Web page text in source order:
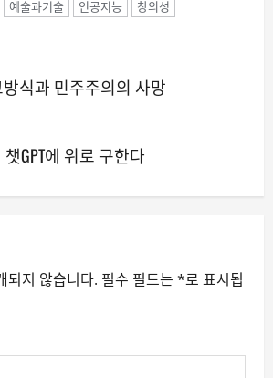
예술과기술 인공지능 창의성
식과 민주주의의 사망
GPT에 위로 구한다
되지 않습니다. 필수 필드는 *로 표시됩